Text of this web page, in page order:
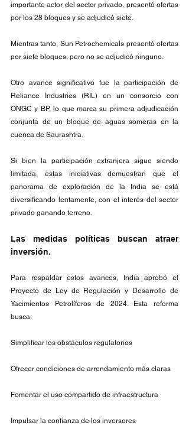
importante actor del sector privado, presentó ofertas
por los 28 bloques y se adjudicó siete.
Mientras tanto, Sun Petrochemicals presentó ofertas
por siete bloques, pero no se adjudicó ninguno.
Otro avance significativo fue la participación de
Reliance Industries (RIL) en un consorcio con
ONGC y BP, lo que marca su primera adjudicación
conjunta de un bloque de aguas someras en la
cuenca de Saurashtra.
Si bien la participación extranjera sigue siendo
limitada, estas iniciativas demuestran que el
panorama de exploración de la India se está
diversificando lentamente, con el interés del sector
privado ganando terreno.
Las medidas políticas buscan atraer
inversión.
Para respaldar estos avances, India aprobó el
Proyecto de Ley de Regulación y Desarrollo de
Yacimientos Petrolíferos de 2024. Esta reforma
busca:
Simplificar los obstáculos regulatorios
Ofrecer condiciones de arrendamiento más claras
Fomentar el uso compartido de infraestructura
Impulsar la confianza de los inversores